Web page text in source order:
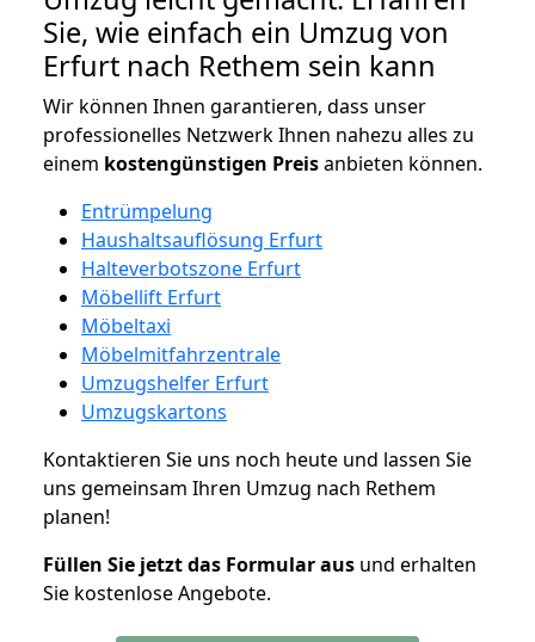
Sie, wie einfach ein Umzug von
Erfurt nach Rethem sein kann
Wir können Ihnen garantieren, dass unser
professionelles Netzwerk Ihnen nahezu alles zu
einem kostengünstigen Preisanbieten können.
Entrümpelung
Haushaltsauflösung Erfurt
Halteverbotszone Erfurt
Möbellift Erfurt
Möbeltaxi
Möbelmitfahrzentrale
Umzugshelfer Erfurt
Umzugskartons
Kontaktieren Sie uns noch heute und lassen Sie
uns gemeinsam Ihren Umzug nach Rethem
planen!
Füllen Sie jetzt das Formular aus und erhalten
Sie kostenlose Angebote.